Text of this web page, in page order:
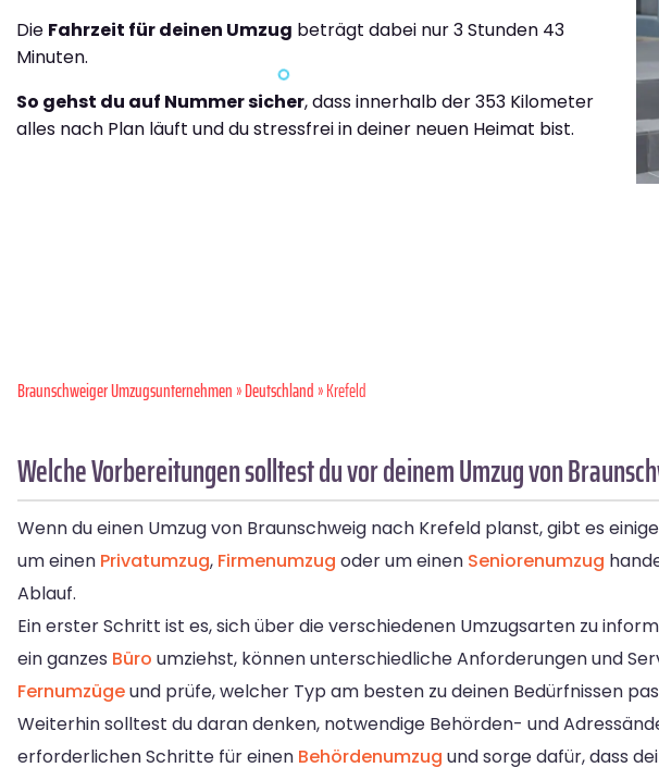
Die Fahrzeit für deinen Umzug beträgt dabei nur 3 Stunden 43
Minuten.
So gehst du auf Nummer sicher, dass innerhalb der 353 Kilometer
alles nach Plan läuft und du stressfrei in deiner neuen Heimat bist.
Braunschweiger Umzugsunternehmen»Deutschland» Krefeld
Welche Vorbereitungen solltest du vor deinem Umzug von
Wenn du einen Umzug von Braunschweig nach Krefeld planst, gibt es
um einen Privatumzug, Firmenumzug oder um einen Seniorenumzug
Ablauf.
Ein erster Schritt ist es, sich über die verschiedenen Umzugsarten zu
ein ganzes Büro umziehst, können unterschiedliche Anforderungen und
Fernumzügeund prüfe, welcher Typ am besten zu deinen Bedürfnissen
Weiterhin solltest du daran denken, notwendige Behörden- und
erforderlichen Schritte für einen Behördenumzug und sorge dafür, dass